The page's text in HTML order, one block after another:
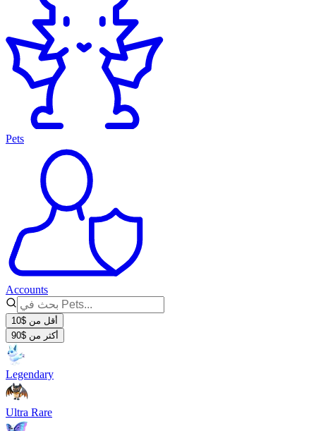
Pets
Accounts
أقل من $10
أكثر من $90
Legendary
Ultra Rare